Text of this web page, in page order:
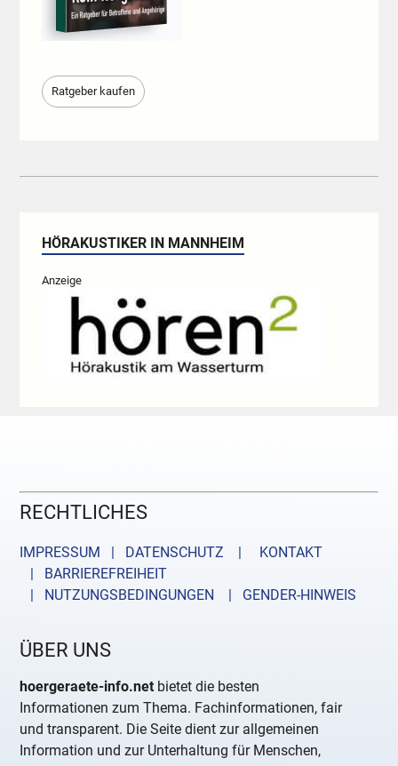
Ratgeber kaufen
HÖRAKUSTIKER IN MANNHEIM
Anzeige
RECHTLICHES
IMPRESSUM | DATENSCHUTZ |
KONTAKT
| BARRIEREFREIHEIT
| NUTZUNGSBEDINGUNGEN
| GENDER-HINWEIS
ÜBER UNS
hoergeraete-info.net bietet die besten
Informationen zum Thema. Fachinformationen, fair
und transparent. Die Seite dient zur allgemeinen
Information und zur Unterhaltung für Menschen,